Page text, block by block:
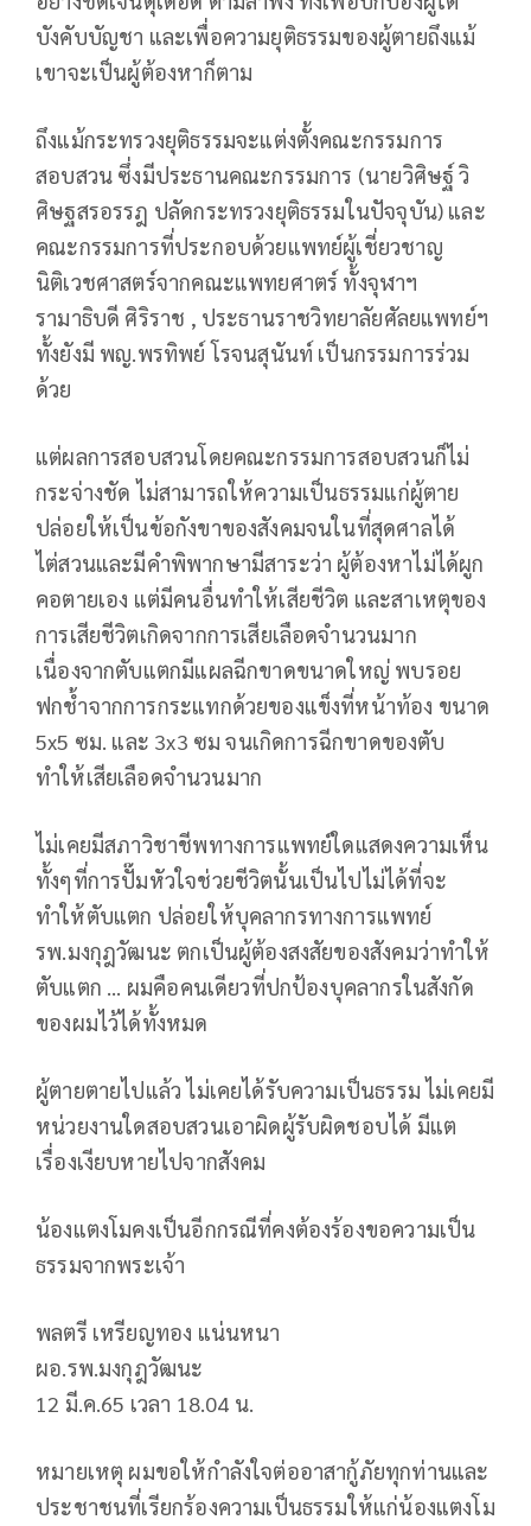
บังคับบัญชา และเพื่อความยุติธรรมของผู้ตายถึงแม้
เขาจะเป็นผู้ต้องหาก็ตาม
ถึงแม้กระทรวงยุติธรรมจะแต่งตั้งคณะกรรมการ
สอบสวน ซึ่งมีประธานคณะกรรมการ (นายวิศิษฐ์ วิ
ศิษฐสรอรรฎ ปลัดกระทรวงยุติธรรมในปัจจุบัน) และ
คณะกรรมการที่ประกอบด้วยแพทย์ผู้เชี่ยวชาญ
นิติเวชศาสตร์จากคณะแพทยศาตร์ ทั้งจุฬาฯ
รามาธิบดี ศิริราช , ประธานราชวิทยาลัยศัลยแพทย์ฯ
ทั้งยังมี พญ.พรทิพย์ โรจนสุนันท์ เป็นกรรมการร่วม
ด้วย
แต่ผลการสอบสวนโดยคณะกรรมการสอบสวนก็ไม่
กระจ่างชัด ไม่สามารถให้ความเป็นธรรมแก่ผู้ตาย
ปล่อยให้เป็นข้อกังขาของสังคมจนในที่สุดศาลได้
ไต่สวนและมีคำพิพากษามีสาระว่า ผู้ต้องหาไม่ได้ผูก
คอตายเอง แต่มีคนอื่นทำให้เสียชีวิต และสาเหตุของ
การเสียชีวิตเกิดจากการเสียเลือดจำนวนมาก
เนื่องจากตับแตกมีแผลฉีกขาดขนาดใหญ่ พบรอย
ฟกช้ำจากการกระแทกด้วยของแข็งที่หน้าท้อง ขนาด
5x5 ซม. และ 3x3 ซม จนเกิดการฉีกขาดของตับ
ทำให้เสียเลือดจำนวนมาก
ไม่เคยมีสภาวิชาชีพทางการแพทย์ใดแสดงความเห็น
ทั้งๆที่การปั๊มหัวใจช่วยชีวิตนั้นเป็นไปไม่ได้ที่จะ
ทำให้ตับแตก ปล่อยให้บุคลากรทางการแพทย์
รพ.มงกุฎวัฒนะ ตกเป็นผู้ต้องสงสัยของสังคมว่าทำให้
ตับแตก ... ผมคือคนเดียวที่ปกป้องบุคลากรในสังกัด
ของผมไว้ได้ทั้งหมด
ผู้ตายตายไปแล้ว ไม่เคยได้รับความเป็นธรรม ไม่เคยมี
หน่วยงานใดสอบสวนเอาผิดผู้รับผิดชอบได้ มีแต
เรื่องเงียบหายไปจากสังคม
น้องแตงโมคงเป็นอีกกรณีที่คงต้องร้องขอความเป็น
ธรรมจากพระเจ้า
พลตรี เหรียญทอง แน่นหนา
ผอ.รพ.มงกุฎวัฒนะ
12 มี.ค.65 เวลา 18.04 น.
หมายเหตุ ผมขอให้กำลังใจต่ออาสากู้ภัยทุกท่านและ
ประชาชนที่เรียกร้องความเป็นธรรมให้แก่น้องแตงโม